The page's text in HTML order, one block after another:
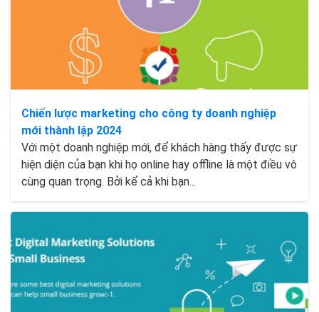
Chiến lược marketing cho công ty doanh nghiệp
mới thành lập 2024
Với một doanh nghiệp mới, để khách hàng thấy được sự
hiện diện của bạn khi họ online hay offline là một điều vô
cùng quan trọng. Bởi kể cả khi bạn...